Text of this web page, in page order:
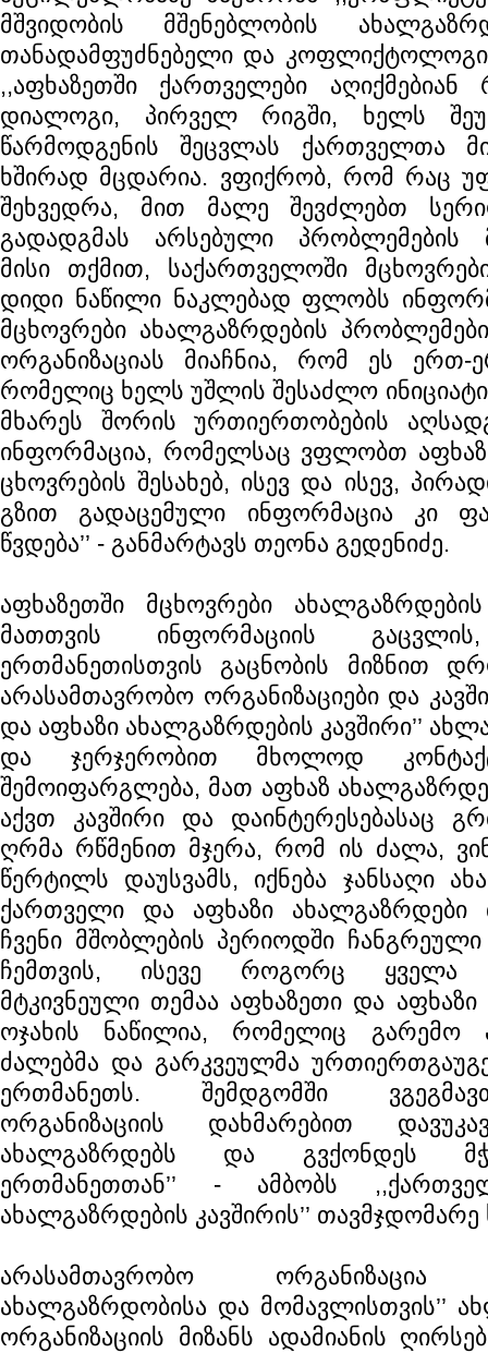
მშვიდობის მშენებლობის
თანადამფუძნებელი და კოფლიქტოლოგი
,,აფხაზეთში ქართველები
დიალოგი, პირველ რიგში, ხელს
წარმოდგენის შეცვლას ქართველთა
ხშირად მცდარია. ვფიქრობ, რომ რაც
შეხვედრა, მით მალე შევძლებთ
გადადგმას არსებული პრობლემების
მისი თქმით, საქართველოში
დიდი ნაწილი ნაკლებად ფლობს
მცხოვრები ახალგაზრდების
ორგანიზაციას მიაჩნია, რომ ეს ერთ-
რომელიც ხელს უშლის შესაძლო
მხარეს შორის ურთიერთობების
ინფორმაცია, რომელსაც ვფლობთ
ცხოვრების შესახებ, ისევ და ისევ,
გზით გადაცემული ინფორმაცია კი
წვდება’’ - განმარტავს თეონა გედენიძე.
აფხაზეთში მცხოვრები
მათთვის ინფორმაციის
ერთმანეთისთვის გაცნობის მიზნით
არასამთავრობო ორგანიზაციები და
და აფხაზი ახალგაზრდების კავშირი’’
და ჯერჯერობით მხოლოდ
შემოიფარგლება, მათ აფხაზ
აქვთ კავშირი და დაინტერესებასაც
ღრმა რწმენით მჯერა, რომ ის ძალა,
წერტილს დაუსვამს, იქნება ჯანსაღი
ქართველი და აფხაზი ახალგაზრდები
ჩვენი მშობლების პერიოდში
ჩემთვის, ისევე როგორც ყველა
მტკივნეული თემაა აფხაზეთი და
ოჯახის ნაწილია, რომელიც გარემო
ძალებმა და გარკვეულმა
ერთმანეთს. შემდგომში
ორგანიზაციის დახმარებით
ახალგაზრდებს და გვქონდეს
ერთმანეთთან’’ - ამბობს
ახალგაზრდების კავშირის’’
არასამთავრობო ორგანიზაცია
ახალგაზრდობისა და მომავლისთვის’’
ორგანიზაციის მიზანს ადამიანის